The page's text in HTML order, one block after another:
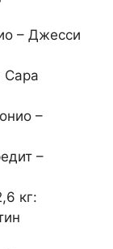
– Джесси
Сара
–
–
кг: